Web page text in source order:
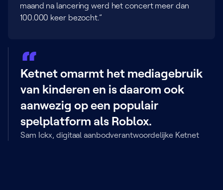
maand na lancering werd het concert meer dan
100.000 keer bezocht.”
Ketnet omarmt het mediagebruik
van kinderen en is daarom ook
aanwezig op een populair
spelplatform als Roblox.
Sam Ickx, digitaal aanbodverantwoordelijke Ketnet